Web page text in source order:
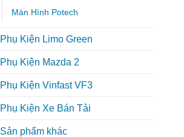
Màn Hình Potech
Phụ Kiện Limo Green
Phụ Kiện Mazda 2
Phụ Kiện Vinfast VF3
Phụ Kiện Xe Bán Tải
Sản phẩm khác